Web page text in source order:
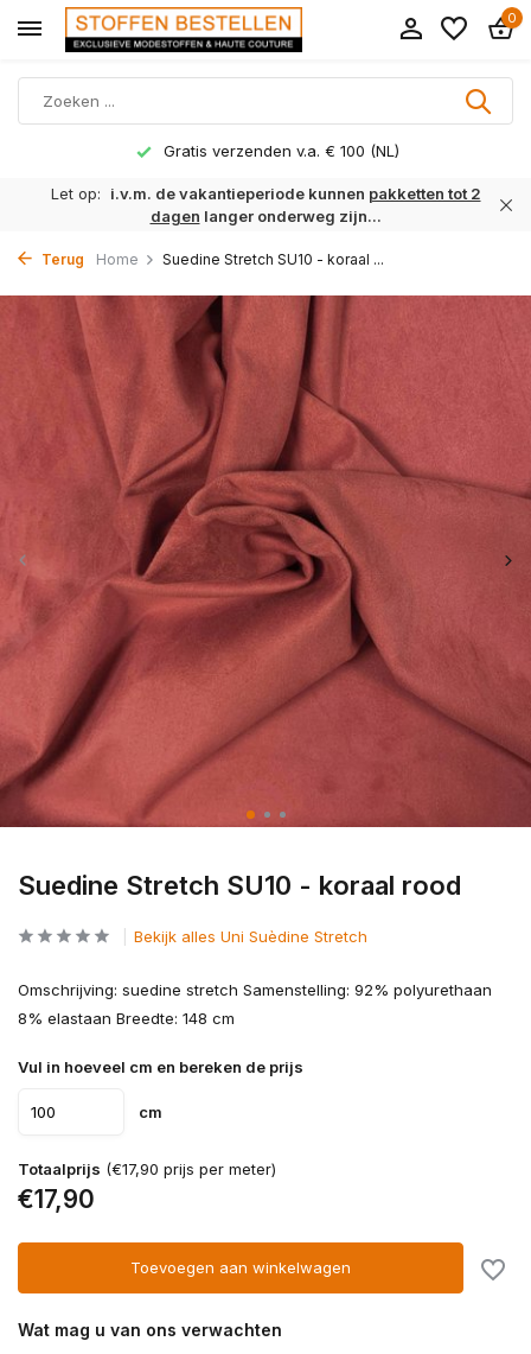
0
Gratis verzenden v.a. € 100 (NL)
Let op: i.v.m. de vakantieperiode kunnen pakketten tot 2
dagen langer onderweg zijn...
Terug Home Suedine Stretch SU10 - koraal ...
Suedine Stretch SU10 - koraal rood
Bekijk alles Uni Suèdine Stretch
Omschrijving: suedine stretch Samenstelling: 92% polyurethaan
8% elastaan Breedte: 148 cm
Vul in hoeveel cm en bereken de prijs
cm
Totaalprijs (€17,90 prijs per meter)
€17,90
Toevoegen aan winkelwagen
Wat mag u van ons verwachten